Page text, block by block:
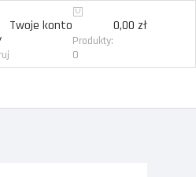
Twoje konto 0,00 zł
Produkty:
0